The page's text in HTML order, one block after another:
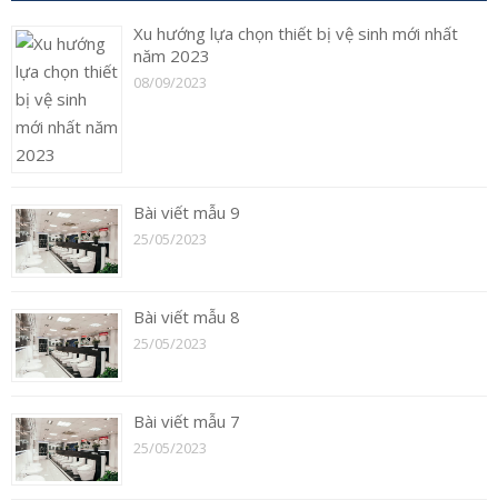
Xu hướng lựa chọn thiết bị vệ sinh mới nhất
năm 2023
08/09/2023
Bài viết mẫu 9
25/05/2023
Bài viết mẫu 8
25/05/2023
Bài viết mẫu 7
25/05/2023